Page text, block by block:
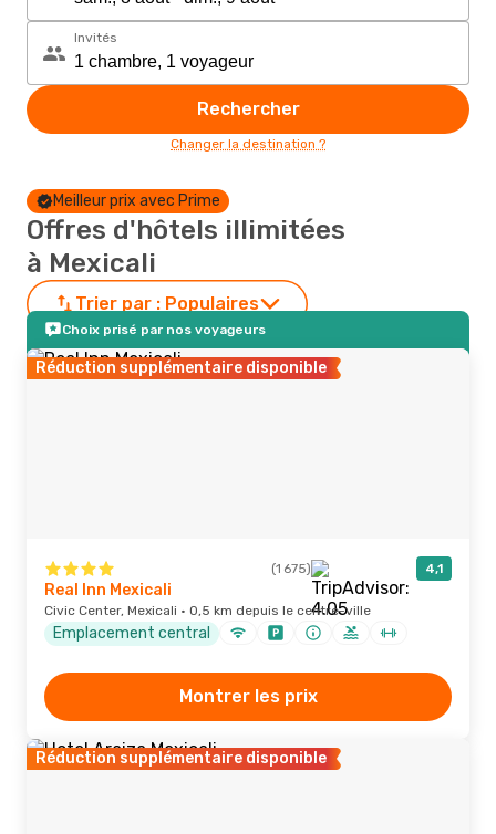
Invités
Rechercher
Changer la destination ?
Meilleur prix avec Prime
Offres d'hôtels illimitées
à Mexicali
Trier par : Populaires
Choix prisé par nos voyageurs
Réduction supplémentaire disponible
(1 675) 4,1
Real Inn Mexicali
Civic Center, Mexicali · 0,5 km depuis le centre-ville
Emplacement central
Montrer les prix
Réduction supplémentaire disponible